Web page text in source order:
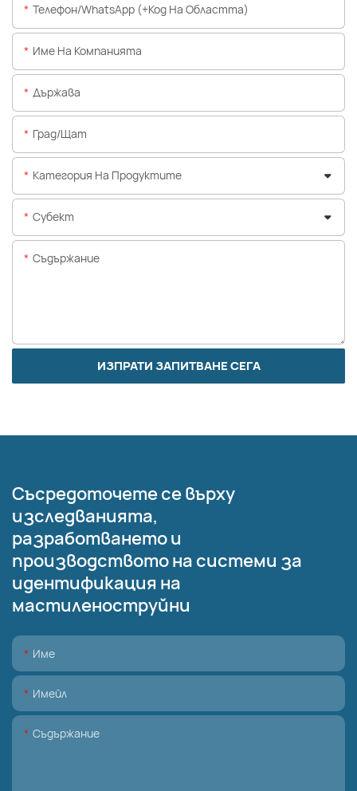
Телефон/WhatsApp (+Код На Областта)
Име На Компанията
Държава
Град/щат
Категория На Продуктите
Субект
Съдържание
ИЗПРАТИ ЗАПИТВАНЕ СЕГА
Съсредоточете се върху
изследванията,
разработването и
производството на системи за
идентификация на
мастиленоструйни
Име
Имейл
Съдържание